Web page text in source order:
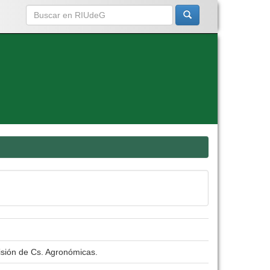
de Cs. Agronómicas.